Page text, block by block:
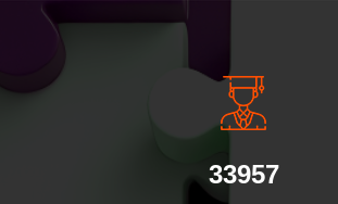
INSIDE INFORMATIE
33957